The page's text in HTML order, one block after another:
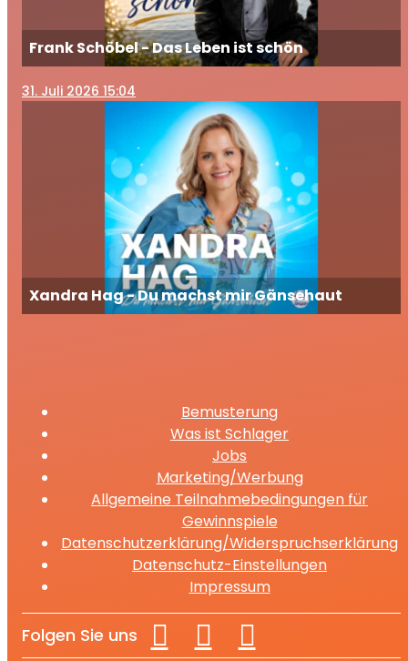
Frank Schöbel - Das Leben ist schön
31. Juli 2026 15:04
Xandra Hag - Du machst mir Gänsehaut
Bemusterung
Was ist Schlager
Jobs
Marketing/Werbung
Allgemeine Teilnahmebedingungen für
Gewinnspiele
Datenschutzerklärung/Widerspruchserklärung
Datenschutz-Einstellungen
Impressum
Folgen Sie uns